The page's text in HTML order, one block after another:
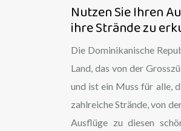
Nutzen Sie Ihren
ihre Strände zu
Die Dominikanische
Land, das von der
und ist ein Muss für alle,
zahlreiche Strände, von
Ausflüge zu diesen